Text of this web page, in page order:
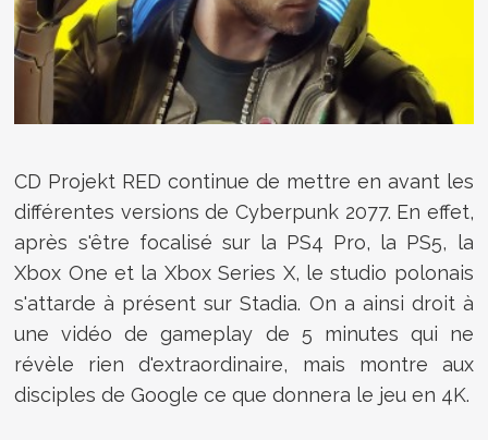
CD Projekt RED continue de mettre en avant les
différentes versions de Cyberpunk 2077. En effet,
après s'être focalisé sur la PS4 Pro, la PS5, la
Xbox One et la Xbox Series X, le studio polonais
s'attarde à présent sur Stadia. On a ainsi droit à
une vidéo de gameplay de 5 minutes qui ne
révèle rien d'extraordinaire, mais montre aux
disciples de Google ce que donnera le jeu en 4K.